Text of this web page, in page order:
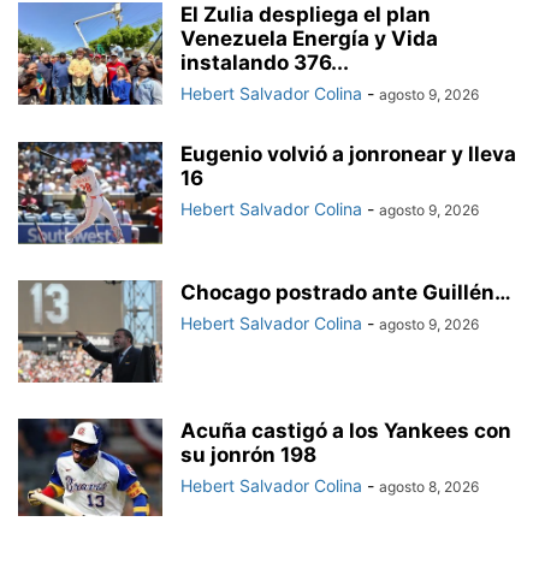
El Zulia despliega el plan
Venezuela Energía y Vida
instalando 376...
Hebert Salvador Colina - agosto 9, 2026
Eugenio volvió a jonronear y lleva
16
Hebert Salvador Colina - agosto 9, 2026
Chocago postrado ante Guillén…
Hebert Salvador Colina - agosto 9, 2026
Acuña castigó a los Yankees con
su jonrón 198
Hebert Salvador Colina - agosto 8, 2026